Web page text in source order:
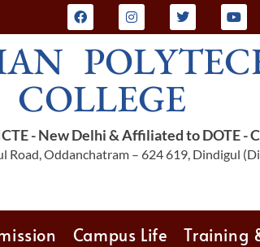
COLLEGE
- New Delhi & Affiliated to DOTE -
Road, Oddanchatram – 624 619, Dindigul
Campus Life Training